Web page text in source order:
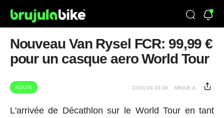
Nouveau Van Rysel FCR: 99,99 €
pour un casque aero World Tour
ROUTE 22/01/24 20:36 MIGUE A.
L'arrivée de Décathlon sur le World Tour en tant